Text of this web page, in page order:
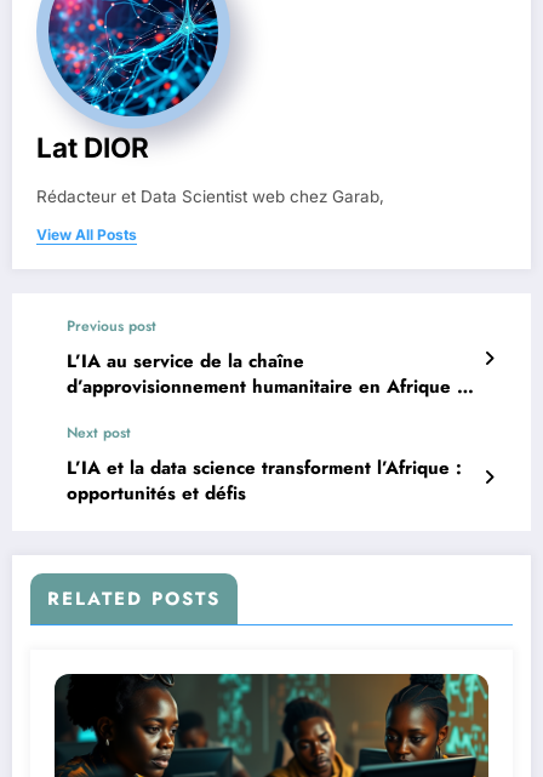
Lat DIOR
Rédacteur et Data Scientist web chez Garab,
View All Posts
Previous post
L’IA au service de la chaîne
d’approvisionnement humanitaire en Afrique :
Next post
L’IA et la data science transforment l’Afrique :
opportunités et défis
RELATED POSTS